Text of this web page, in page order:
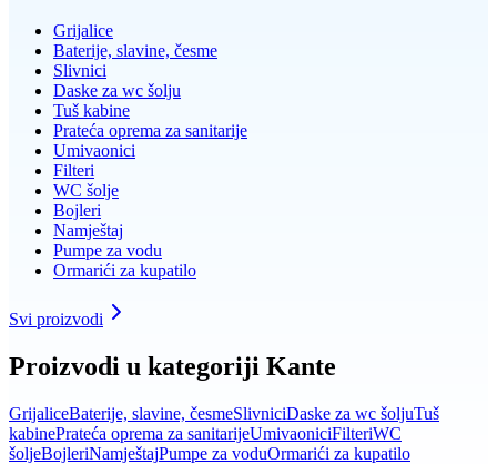
Grijalice
Baterije, slavine, česme
Slivnici
Daske za wc šolju
Tuš kabine
Prateća oprema za sanitarije
Umivaonici
Filteri
WC šolje
Bojleri
Namještaj
Pumpe za vodu
Ormarići za kupatilo
Svi proizvodi
Proizvodi u kategoriji Kante
GrijaliceBaterije, slavine, česmeSlivniciDaske za wc šoljuTuš
kabinePrateća oprema za sanitarijeUmivaoniciFilteriWC
šoljeBojleriNamještajPumpe za voduOrmarići za kupatilo